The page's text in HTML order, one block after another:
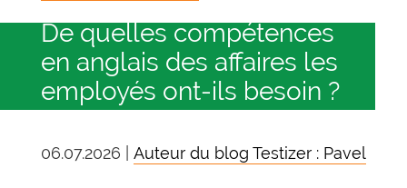
De quelles compétences
en anglais des affaires les
employés ont-ils besoin ?
06.07.2026 | Auteur du blog Testizer : Pavel